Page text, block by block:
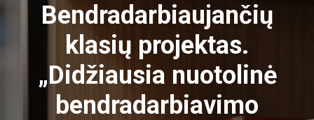
Bendradarbiaujančių
klasių projektas.
„Didžiausia nuotolinė
bendradarbiavimo